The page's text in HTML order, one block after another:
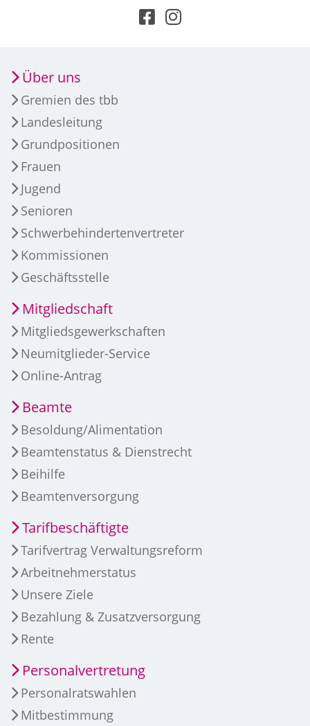
Über uns
Gremien des tbb
Landesleitung
Grundpositionen
Frauen
Jugend
Senioren
Schwerbehindertenvertreter
Kommissionen
Geschäftsstelle
Mitgliedschaft
Mitgliedsgewerkschaften
Neumitglieder-Service
Online-Antrag
Beamte
Besoldung/Alimentation
Beamtenstatus & Dienstrecht
Beihilfe
Beamtenversorgung
Tarifbeschäftigte
Tarifvertrag Verwaltungsreform
Arbeitnehmerstatus
Unsere Ziele
Bezahlung & Zusatzversorgung
Rente
Personalvertretung
Personalratswahlen
Mitbestimmung